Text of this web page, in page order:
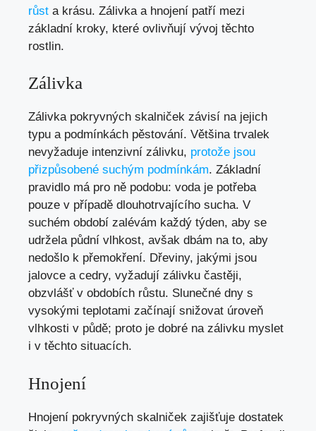
růst a krásu. Zálivka a hnojení patří mezi
základní kroky, které ovlivňují vývoj těchto
rostlin.
Zálivka
Zálivka pokryvných skalniček závisí na jejich
typu a podmínkách pěstování. Většina trvalek
nevyžaduje intenzivní zálivku, protože jsou
přizpůsobené suchým podmínkám. Základní
pravidlo má pro ně podobu: voda je potřeba
pouze v případě dlouhotrvajícího sucha. V
suchém období zalévám každý týden, aby se
udržela půdní vlhkost, avšak dbám na to, aby
nedošlo k přemokření. Dřeviny, jakými jsou
jalovce a cedry, vyžadují zálivku častěji,
obzvlášť v obdobích růstu. Slunečné dny s
vysokými teplotami začínají snižovat úroveň
vlhkosti v půdě; proto je dobré na zálivku myslet
i v těchto situacích.
Hnojení
Hnojení pokryvných skalniček zajišťuje dostatek